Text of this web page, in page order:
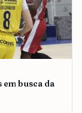
busca da